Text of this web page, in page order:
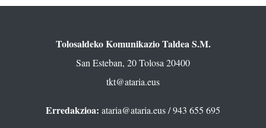
Tolosaldeko Komunikazio Taldea S.M.
San Esteban, 20 Tolosa 20400
tkt@ataria.eus
Erredakzioa: ataria@ataria.eus/ 943 655 695